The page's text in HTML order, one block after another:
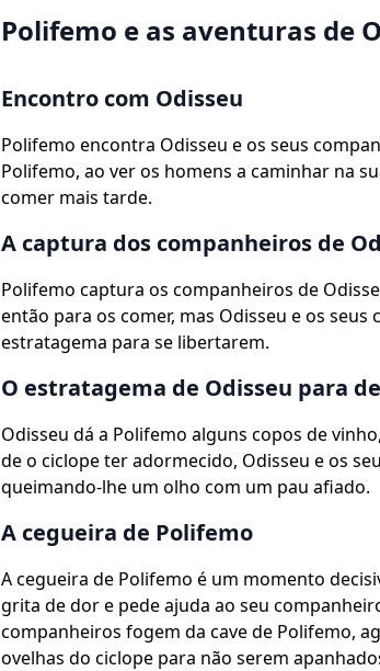
Polifemo e as aventuras de
Encontro com Odisseu
Polifemo encontra Odisseu e os seus
Polifemo, ao ver os homens a caminhar na
comer mais tarde.
A captura dos companheiros de
Polifemo captura os companheiros de
então para os comer, mas Odisseu e os
estratagema para se libertarem.
O estratagema de Odisseu para
Odisseu dá a Polifemo alguns copos de
de o ciclope ter adormecido, Odisseu e os
queimando-lhe um olho com um pau afiado.
A cegueira de Polifemo
A cegueira de Polifemo é um momento
grita de dor e pede ajuda ao seu
companheiros fogem da cave de Polifemo,
ovelhas do ciclope para não serem